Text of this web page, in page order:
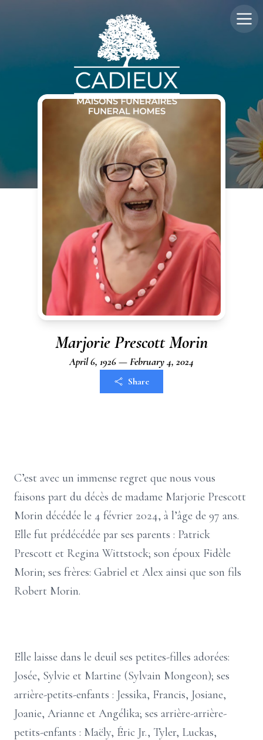
Marjorie Prescott Morin
April 6, 1926 — February 4, 2024
Share
C’est avec un immense regret que nous vous
faisons part du décès de madame Marjorie Prescott
Morin décédée le 4 février 2024, à l’âge de 97 ans.
Elle fut prédécédée par ses parents : Patrick
Prescott et Regina Wittstock; son époux Fidèle
Morin; ses frères: Gabriel et Alex ainsi que son fils
Robert Morin.
Elle laisse dans le deuil ses petites-filles adorées:
Josée, Sylvie et Martine (Sylvain Mongeon); ses
arrière-petits-enfants : Jessika, Francis, Josiane,
Joanie, Arianne et Angélika; ses arrière-arrière-
petits-enfants : Maëly, Éric Jr., Tyler, Luckas,